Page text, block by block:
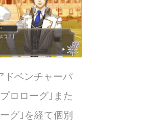
ドベンチャーパ
ロローグ｣また
グ｣を経て個別